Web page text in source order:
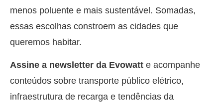
menos poluente e mais sustentável. Somadas,
essas escolhas constroem as cidades que
queremos habitar.
Assine a newsletter da Evowatt e acompanhe
conteúdos sobre transporte público elétrico,
infraestrutura de recarga e tendências da